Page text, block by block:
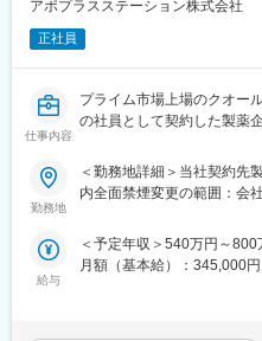
たします。
■明確な評価制度：
また、在籍年数が増えると
手当もアップします。つま
【キャリアパス】
入社後は希望や経験に応じ
す。オファーや延長依頼が
チャレンジしたい場合は断
アポプラスステーション株式会社
正社員
仕事内容
プライム市場上場のクオー
の社員として契約した製薬
ックメーカーなどプロジェ
経験を活かせる環境が整っ
用情報を収集を行っていた
・新薬のプロモーション
勤務地
＜勤務地詳細＞当社契約先
内全面禁煙変更の範囲：会
給与
＜予定年収＞540万円～
月額（基本給）：345,000